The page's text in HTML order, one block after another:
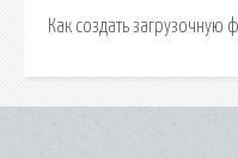
Как создать загрузочную